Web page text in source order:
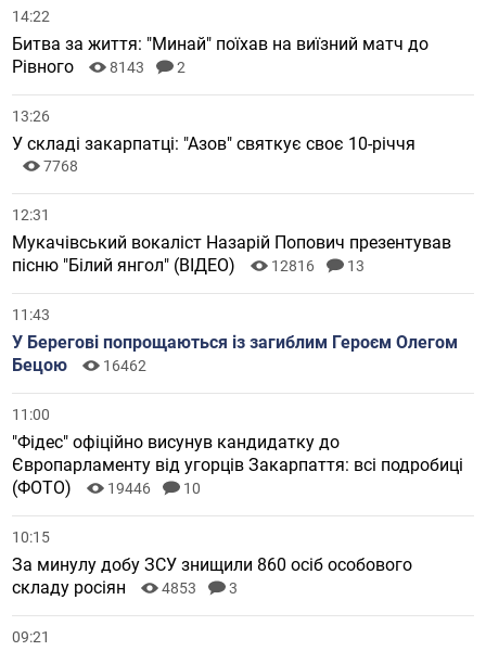
14:22
Битва за життя: "Минай" поїхав на виїзний матч до
Рівного
8143 2
13:26
У складі закарпатці: "Азов" святкує своє 10-річчя
7768
12:31
Мукачівський вокаліст Назарій Попович презентував
пісню "Білий янгол" (ВІДЕО)
12816 13
11:43
У Берегові попрощаються із загиблим Героєм Олегом
Бецою
16462
11:00
"Фідес" офіційно висунув кандидатку до
Європарламенту від угорців Закарпаття: всі подробиці
(ФОТО)
19446 10
10:15
За минулу добу ЗСУ знищили 860 осіб особового
складу росіян
4853 3
09:21